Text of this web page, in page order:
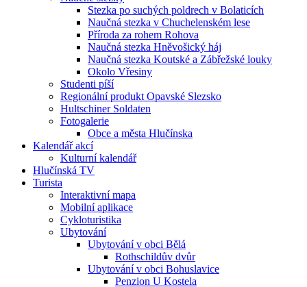
Stezka po suchých poldrech v Bolaticích
Naučná stezka v Chuchelenském lese
Příroda za rohem Rohova
Naučná stezka Hněvošický háj
Naučná stezka Koutské a Zábřežské louky
Okolo Vřesiny
Studenti píší
Regionální produkt Opavské Slezsko
Hultschiner Soldaten
Fotogalerie
Obce a města Hlučínska
Kalendář akcí
Kulturní kalendář
Hlučínská TV
Turista
Interaktivní mapa
Mobilní aplikace
Cykloturistika
Ubytování
Ubytování v obci Bělá
Rothschildův dvůr
Ubytování v obci Bohuslavice
Penzion U Kostela